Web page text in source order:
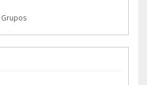
Grupos